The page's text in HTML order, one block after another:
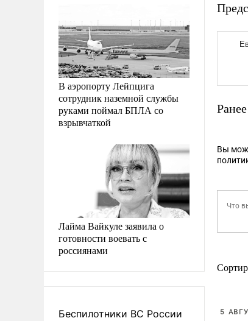
В аэропорту Лейпцига
сотрудник наземной службы
руками поймал БПЛА со
взрывчаткой
Лайма Вайкуле заявила о
готовности воевать с
россиянами
Беспилотники ВС России
Вы
5